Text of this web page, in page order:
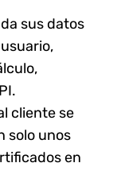
sus datos
cliente se
solo unos
en